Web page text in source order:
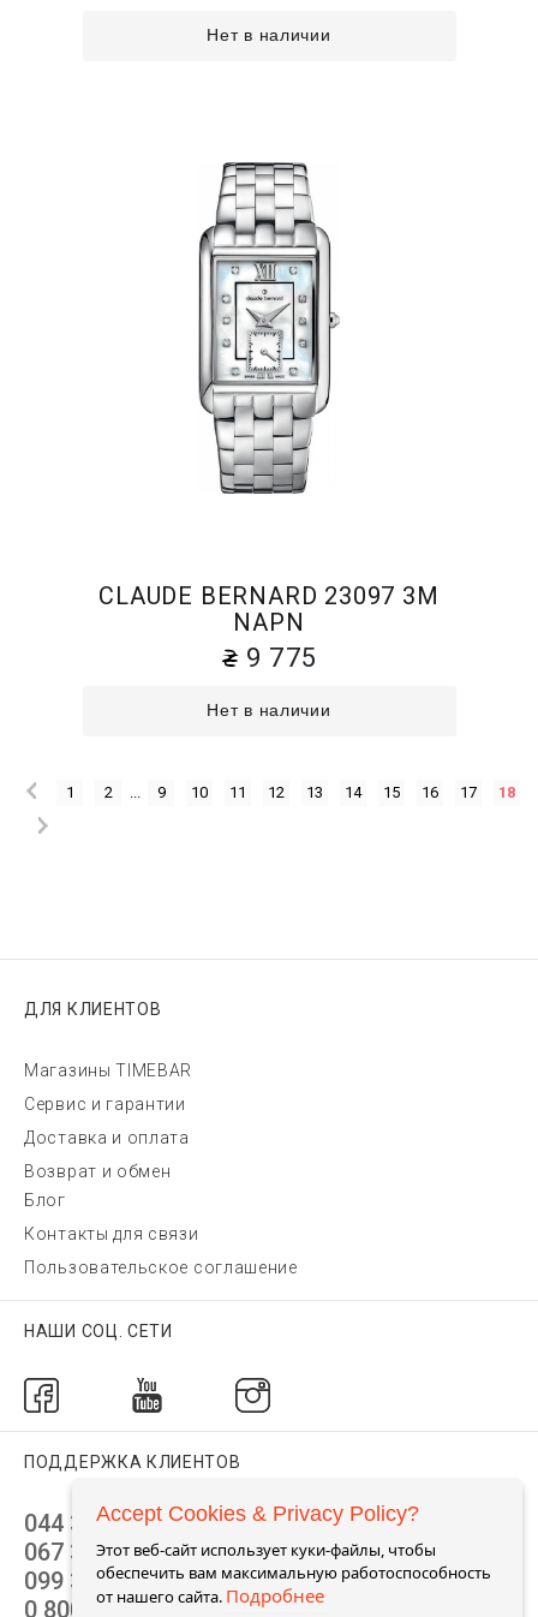
Нет в наличии
CLAUDE BERNARD 23097 3M
NAPN
9 775
Нет в наличии
1 2 ... 9 10 11 12 13 14 15 16 17 18
ДЛЯ КЛИЕНТОВ
Магазины TIMEBAR
Сервис и гарантии
Доставка и оплата
Возврат и обмен
Блог
Контакты для связи
Пользовательское соглашение
НАШИ СОЦ. СЕТИ
ПОДДЕРЖКА КЛИЕНТОВ
044 392 44 45
067 344 14 44 (viber)
099 399 23 80
0 800 305 805
Accept Cookies & Privacy Policy?
Этот веб-сайт использует куки-файлы, чтобы
обеспечить вам максимальную работоспособность
от нашего сайта. Подробнее